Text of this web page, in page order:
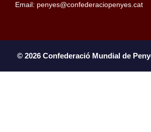
Email: penyes@confederaciopenyes.cat
© 2026 Confederació Mundial de